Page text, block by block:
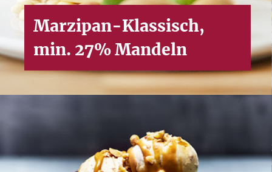
Marzipan-Klassisch,
min. 27% Mandeln
Um unsere
Buttons 'Alle
auswählen, welche
Datenschutzerklärung.